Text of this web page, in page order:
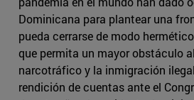
Dominicana para plantear una
pueda cerrarse de modo
que permita un mayor obstáculo
narcotráfico y la inmigración
rendición de cuentas ante el